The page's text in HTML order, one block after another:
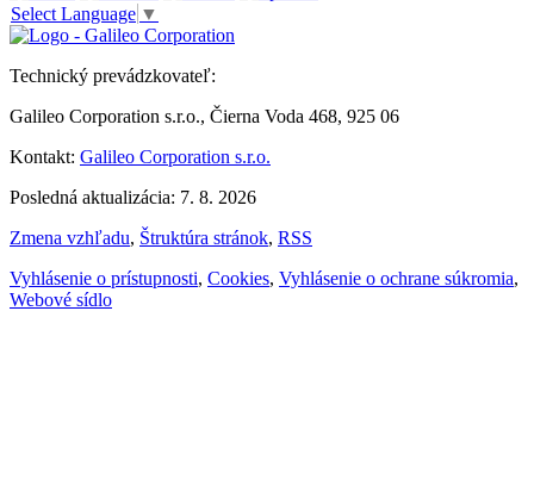
Select Language ▼
Technický prevádzkovateľ:
Galileo Corporation s.r.o., Čierna Voda 468, 925 06
Kontakt: Galileo Corporation s.r.o.
Posledná aktualizácia: 7. 8. 2026
Zmena vzhľadu, Štruktúra stránok, RSS
Vyhlásenie o prístupnosti, Cookies, Vyhlásenie o ochrane súkromia,
Webové sídlo